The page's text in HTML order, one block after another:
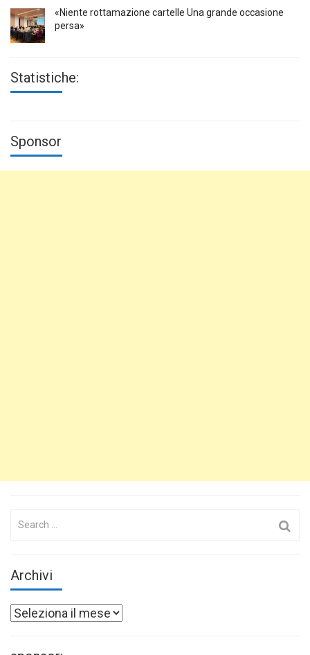
«Niente rottamazione cartelle Una grande occasione
persa»
Statistiche:
Sponsor
Search
Archivi
Archivi